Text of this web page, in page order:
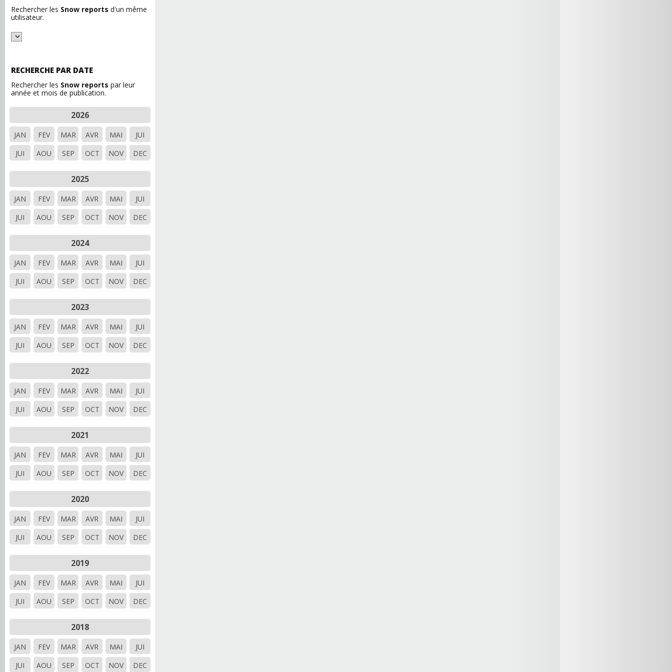
Rechercher les Snow reports d'un même
utilisateur.
RECHERCHE PAR DATE
Rechercher les Snow reports par leur
année et mois de publication.
2026
JAN FEV MAR AVR MAI
JUI
JUI
AOU SEP OCT NOV DEC
2025
JAN FEV MAR AVR MAI
JUI
JUI
AOU SEP OCT NOV DEC
2024
JAN FEV MAR AVR MAI
JUI
JUI
AOU SEP OCT NOV DEC
2023
JAN FEV MAR AVR MAI
JUI
JUI
AOU SEP OCT NOV DEC
2022
JAN FEV MAR AVR MAI
JUI
JUI
AOU SEP OCT NOV DEC
2021
JAN FEV MAR AVR MAI
JUI
JUI
AOU SEP OCT NOV DEC
2020
JAN FEV MAR AVR MAI
JUI
JUI
AOU SEP OCT NOV DEC
2019
JAN FEV MAR AVR MAI
JUI
JUI
AOU SEP OCT NOV DEC
2018
JAN FEV MAR AVR MAI
JUI
JUI
AOU SEP OCT NOV DEC